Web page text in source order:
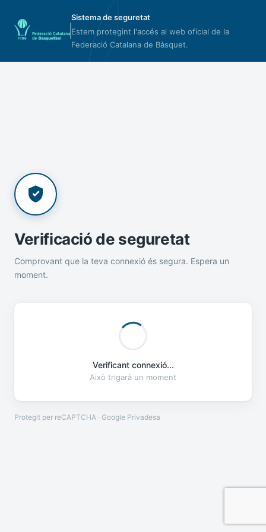
Sistema de seguretat
Estem protegint l'accés al web oficial de la
Federació Catalana de Bàsquet.
Verificació de seguretat
Comprovant que la teva connexió és segura. Espera un
moment.
Verificant connexió...
Això trigarà un moment
Protegit per reCAPTCHA · Google Privadesa